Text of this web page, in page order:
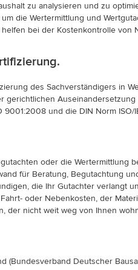
zu analysieren und zu
die Wertermittlung und
bei der Kostenkontrolle
des Sachverständigers in
und die DIN Norm
oder die
für Beratung, Begutachtung
die Ihr Gutachter verlangt
oder Nebenkosten, der
der nicht weit weg von Ihnen
(Bundesverband Deutscher